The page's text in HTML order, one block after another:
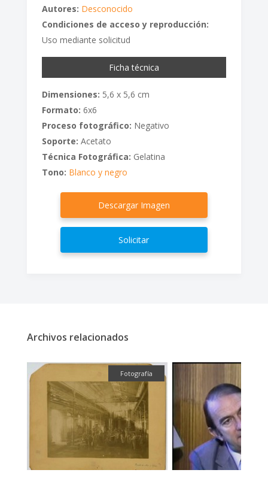
Autores: Desconocido
Condiciones de acceso y reproducción:
Uso mediante solicitud
Ficha técnica
Dimensiones: 5,6 x 5,6 cm
Formato: 6x6
Proceso fotográfico: Negativo
Soporte: Acetato
Técnica Fotográfica: Gelatina
Tono: Blanco y negro
Descargar Imagen
Solicitar
Archivos relacionados
Fotografía